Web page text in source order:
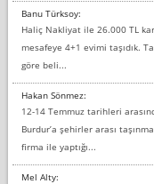
Banu Türksoy:
Haliç Nakliyat ile 26.000 TL
mesafeye 4+1 evimi taşıdık.
göre beli...
Hakan Sönmez:
12-14 Temmuz tarihleri
Burdur’a şehirler arası
firma ile yaptığı...
Mel Alty: